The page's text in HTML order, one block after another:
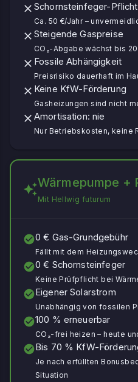
Schornsteinfeger-Pflicht
Ca. 50 €/Jahr –
Steigende Gaspreise
CO₂-Abgabe wächst bis
Fossile Abhängigkeit
Preisrisiko dauerhaft im
Keine KfW-Förderung
Gasheizungen sind nicht
Amortisation: nie
Nur Betriebskosten, keine
Wärmepumpe +
Mit Hellwig futurum
0 € Gas-Grundgebühr
Fällt mit dem
0 € Schornsteinfeger
Keine Prüfpflicht bei
Eigener Solarstrom
Unabhängig von fossilen
100 % erneuerbar
CO₂-frei heizen – heute
Bis 70 % KfW-
Je nach erfüllten
Situation